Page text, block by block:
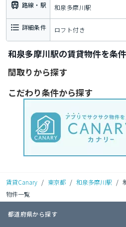
路線・駅 和泉多摩川駅
詳細条件 ロフト付き
和泉多摩川駅の賃貸物件を条
間取りから探す
こだわり条件から探す
賃貸Canary / 東京都 / 和泉多摩川駅 /
物件一覧
都道府県から探す